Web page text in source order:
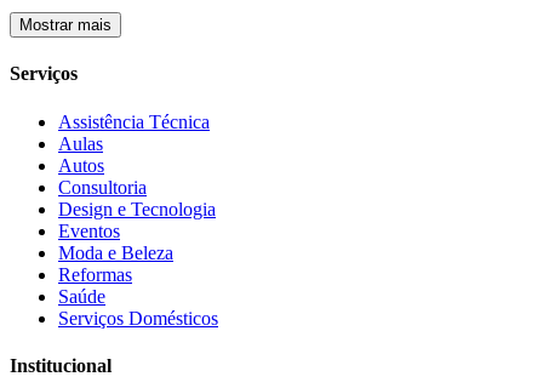
Mostrar mais
Serviços
Assistência Técnica
Aulas
Autos
Consultoria
Design e Tecnologia
Eventos
Moda e Beleza
Reformas
Saúde
Serviços Domésticos
Institucional